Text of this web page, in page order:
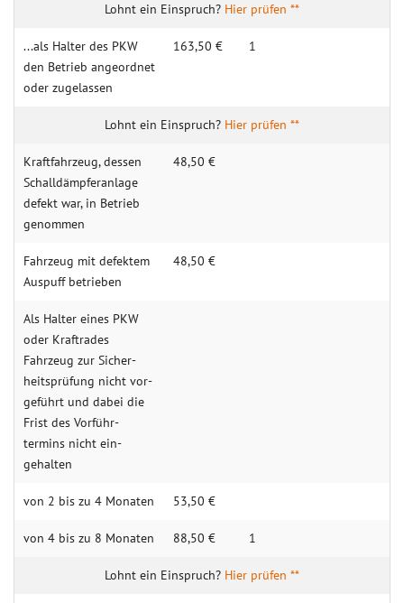
Hier prüfen **
...als Halter des PKW
den Be­trieb ange­ordnet
oder zuge­lassen
163,50 € 1
Hier prüfen **
Kraftfahrzeug, dessen
Schall­dämpfer­anlage
defekt war, in Be­trieb
ge­nommen
48,50 €
Fahrzeug mit de­fektem
Aus­puff betrieben
48,50 €
Als Halter eines PKW
oder Kraf­trades
Fahrzeug zur Sicher­
heitsprü­fung nicht vor­
geführt und dabei die
Frist des Vorführ­
termins nicht ein­
gehalten
von 2 bis zu 4 Mo­naten 53,50 €
von 4 bis zu 8 Mo­naten 88,50 € 1
Hier prüfen **